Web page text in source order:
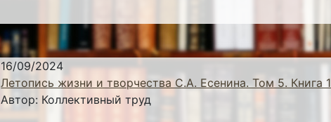
16/09/2024
Летопись жизни и творчества С.А. Есенина. Том 5. Книга 1
Автор: Коллективный труд